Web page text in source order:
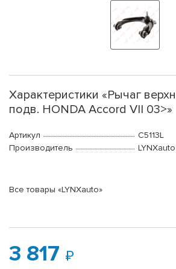
Характеристики «Рычаг
подв. HONDA Accord VII 03>»
Артикул
C5113L
Производитель
LYNXauto
Все товары «LYNXauto»
3 817